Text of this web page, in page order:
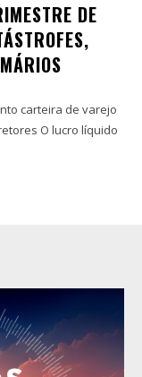
DE
carteira de varejo
líquido